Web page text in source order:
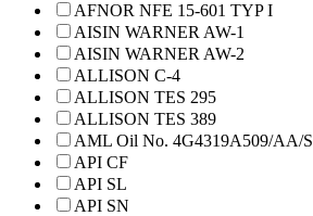
AFNOR NFE 15-601 TYP I
AISIN WARNER AW-1
AISIN WARNER AW-2
ALLISON C-4
ALLISON TES 295
ALLISON TES 389
AML Oil No. 4G4319A509/AA/S
API CF
API SL
API SN